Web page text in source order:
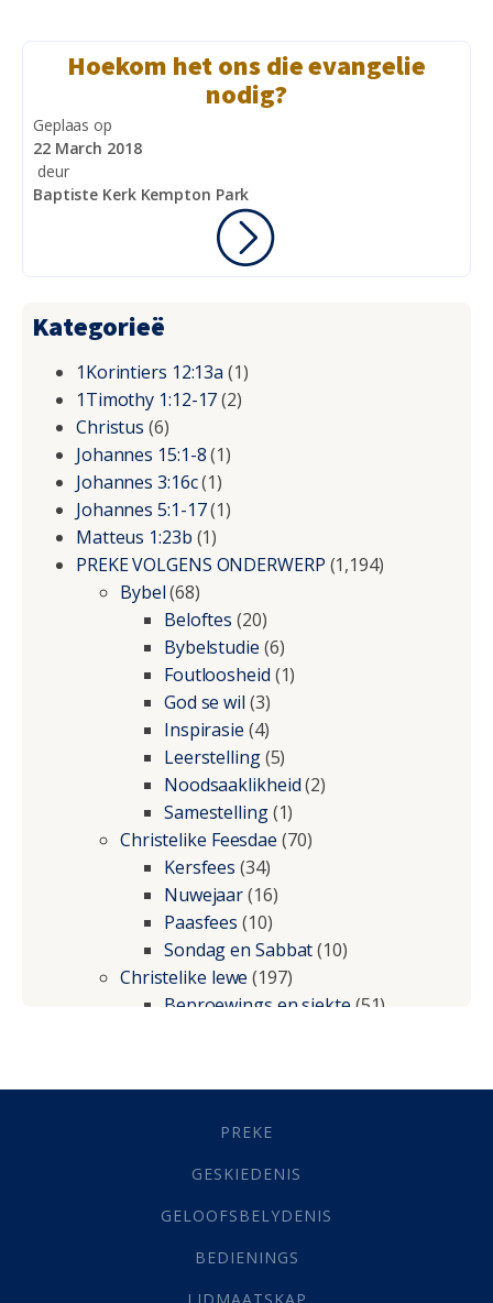
Hoekom het ons die evangelie
nodig?
Geplaas op
22 March 2018
deur
Baptiste Kerk Kempton Park
Kategorieë
1Korintiers 12:13a (1)
1Timothy 1:12-17(2)
Christus (6)
Johannes 15:1-8(1)
Johannes 3:16c(1)
Johannes 5:1-17(1)
Matteus 1:23b (1)
PREKE VOLGENS ONDERWERP (1,194)
Bybel(68)
Beloftes (20)
Bybelstudie (6)
Foutloosheid (1)
God se wil (3)
Inspirasie (4)
Leerstelling(5)
Noodsaaklikheid(2)
Samestelling(1)
Christelike Feesdae (70)
Kersfees (34)
Nuwejaar(16)
Paasfees (10)
Sondag en Sabbat(10)
Christelike lewe (197)
Beproewings en siekte(51)
Geestelike Groei(10)
(21)
Grys Areas(4)
Lewensdoel(3)
Selfondersoek(1)
PREKE
GESKIEDENIS
GELOOFSBELYDENIS
BEDIENINGS
LIDMAATSKAP